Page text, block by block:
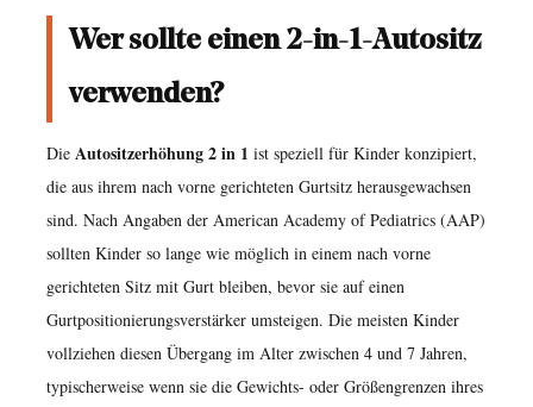
Rückenlehne“
vs.
„Rückenfrei“-
Modus:
Wann
jeweils
zu
verwenden
Wer sollte einen 2-in-1-Autositz
verwenden?
Die Autositzerhöhung 2 in 1 ist speziell für Kinder konzipiert,
die aus ihrem nach vorne gerichteten Gurtsitz herausgewachsen
sind. Nach Angaben der American Academy of Pediatrics (AAP)
sollten Kinder so lange wie möglich in einem nach vorne
gerichteten Sitz mit Gurt bleiben, bevor sie auf einen
Gurtpositionierungsverstärker umsteigen. Die meisten Kinder
vollziehen diesen Übergang im Alter zwischen 4 und 7 Jahren,
typischerweise wenn sie die Gewichts- oder Größengrenzen ihres